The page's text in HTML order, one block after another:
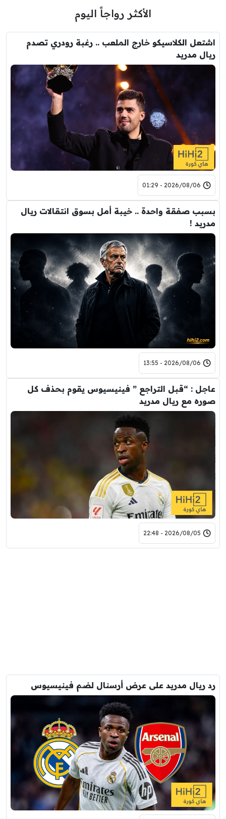
الأكثر رواجاً اليوم
اشتعل الكلاسيكو خارج الملعب .. رغبة رودري تصدم
ريال مدريد
2026/08/06 - 01:29
بسبب صفقة واحدة .. خيبة أمل بسوق انتقالات ريال
مدريد !
2026/08/06 - 13:55
عاجل : “قبل التراجع ” فينيسيوس يقوم بحذف كل
صوره مع ريال مدريد
2026/08/05 - 22:48
رد ريال مدريد على عرض أرسنال لضم فينيسيوس